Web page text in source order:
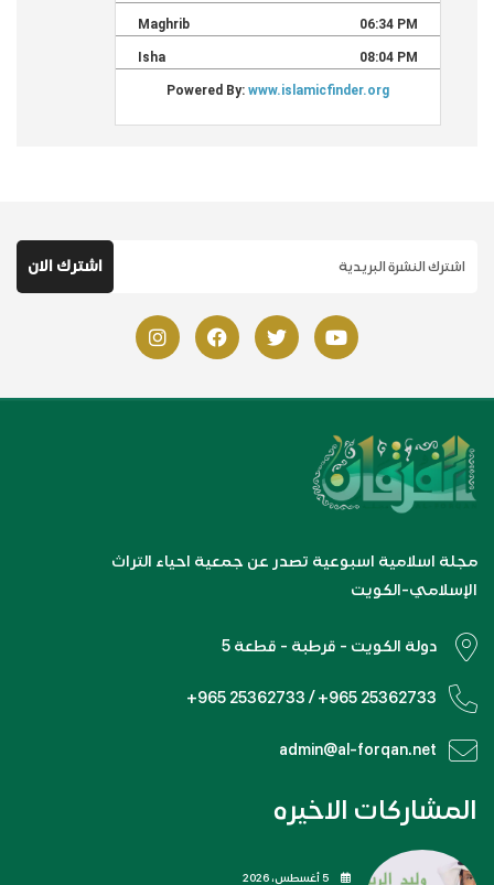
مجلة اسلامية اسبوعية تصدر عن جمعية احياء التراث
الإسلامي-الكويت
دولة الكويت - قرطبة - قطعة 5
+965 25362733 / +965 25362733
admin@al-forqan.net
المشاركات الاخيره